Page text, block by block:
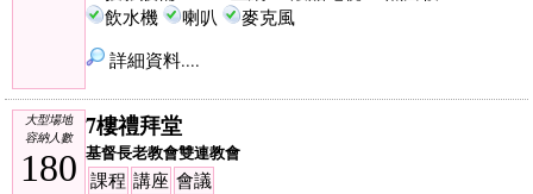
飲水機
喇叭
麥克風
詳細資料....
大型場地
容納人數
180
7樓禮拜堂
基督長老教會雙連教會
課程 講座 會議